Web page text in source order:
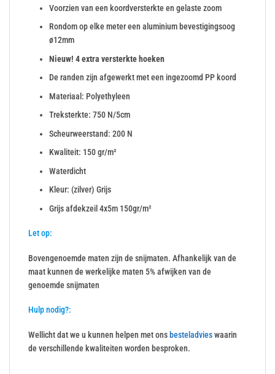
Voorzien van een koordversterkte en gelaste zoom
Rondom op elke meter een aluminium bevestigingsoog
ø12mm
Nieuw! 4 extra versterkte hoeken
De randen zijn afgewerkt met een ingezoomd PP koord
Materiaal: Polyethyleen
Treksterkte: 750 N/5cm
Scheurweerstand: 200 N
Kwaliteit: 150 gr/m²
Waterdicht
Kleur: (zilver) Grijs
Grijs afdekzeil 4x5m 150gr/m²
Let op:
Bovengenoemde maten zijn de snijmaten. Afhankelijk van de
maat kunnen de werkelijke maten 5% afwijken van de
genoemde snijmaten
Hulp nodig?:
Wellicht dat we u kunnen helpen met ons besteladvieswaarin
de verschillende kwaliteiten worden besproken.